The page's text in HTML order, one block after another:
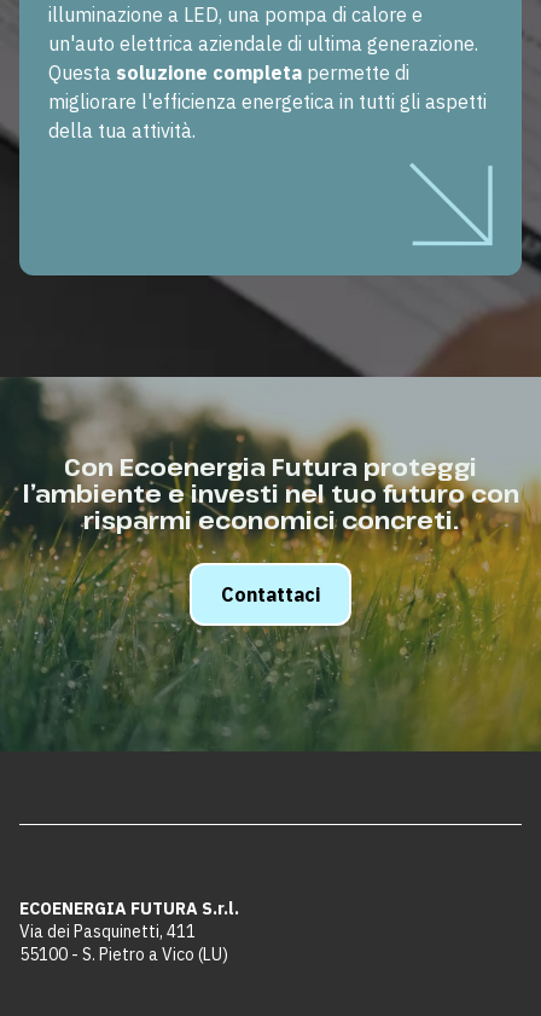
illuminazione a LED, una pompa di calore e
un'auto elettrica aziendale di ultima generazione.
Questa soluzione completa permette di
migliorare l'efficienza energetica in tutti gli aspetti
della tua attività.
Con Ecoenergia Futura proteggi
l’ambiente e investi nel tuo futuro con
risparmi economici concreti.
Contattaci
ECOENERGIA FUTURA S.r.l.
Via dei Pasquinetti, 411
55100 - S. Pietro a Vico (LU)